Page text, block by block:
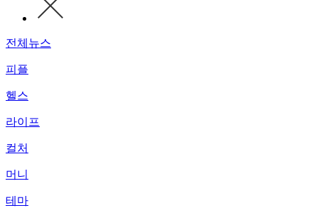
전체뉴스
피플
헬스
라이프
컬처
머니
테마